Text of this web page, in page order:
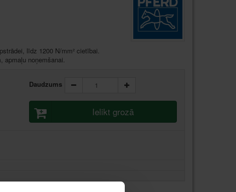
līdz 1200 N/mm² cietībai.
apmaļu noņemšanai.
Daudzums
Ielikt grozā